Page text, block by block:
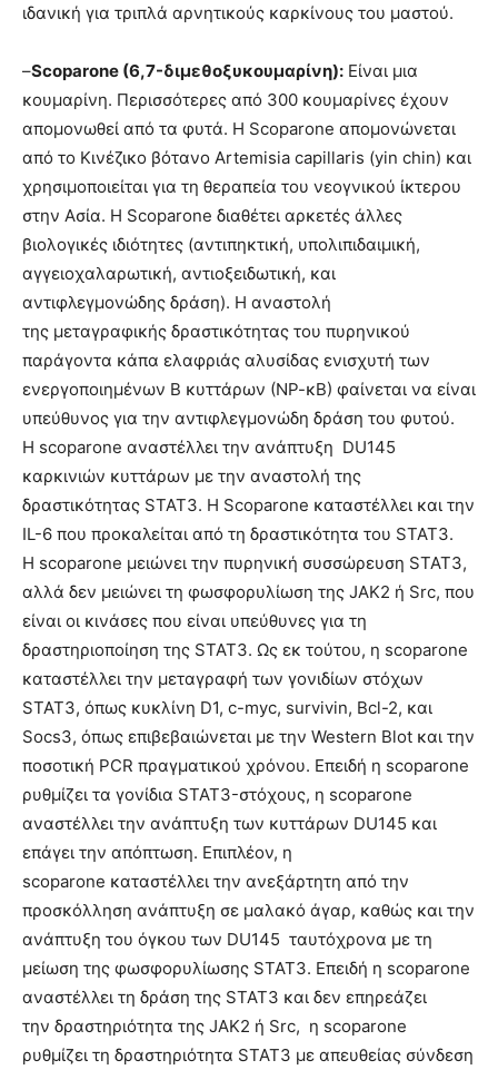
ιδανική για τριπλά αρνητικούς καρκίνους του μαστού.
–Scoparone (6,7-διμεθοξυκουμαρίνη): Είναι μια
κουμαρίνη. Περισσότερες από 300 κουμαρίνες έχουν
απομονωθεί από τα φυτά. Η Scoparone απομονώνεται
από το Κινέζικο βότανο Artemisia capillaris (yin chin) και
χρησιμοποιείται για τη θεραπεία του νεογνικού ίκτερου
στην Ασία. Η Scoparone διαθέτει αρκετές άλλες
βιολογικές ιδιότητες (αντιπηκτική, υπολιπιδαιμική,
αγγειοχαλαρωτική, αντιοξειδωτική, και
αντιφλεγμονώδης δράση). Η αναστολή
της μεταγραφικής δραστικότητας του πυρηνικού
παράγοντα κάπα ελαφριάς αλυσίδας ενισχυτή των
ενεργοποιημένων Β κυττάρων (ΝΡ-κΒ) φαίνεται να είναι
υπεύθυνος για την αντιφλεγμονώδη δράση του φυτού.
Η scoparone αναστέλλει την ανάπτυξη DU145
καρκινιών κυττάρων με την αναστολή της
δραστικότητας STAT3. Η Scoparone καταστέλλει και την
IL-6 που προκαλείται από τη δραστικότητα του STAT3.
Η scoparone μειώνει την πυρηνική συσσώρευση STAT3,
αλλά δεν μειώνει τη φωσφορυλίωση της JAK2 ή Src, που
είναι οι κινάσες που είναι υπεύθυνες για τη
δραστηριοποίηση της STAT3. Ως εκ τούτου, η scoparone
καταστέλλει την μεταγραφή των γονιδίων στόχων
STAT3, όπως κυκλίνη D1, c-myc, survivin, Bcl-2, και
Socs3, όπως επιβεβαιώνεται με την Western Blot και την
ποσοτική PCR πραγματικού χρόνου. Επειδή η scoparone
ρυθμίζει τα γονίδια STAT3-στόχους, η scoparone
αναστέλλει την ανάπτυξη των κυττάρων DU145 και
επάγει την απόπτωση. Επιπλέον, η
scoparone καταστέλλει την ανεξάρτητη από την
προσκόλληση ανάπτυξη σε μαλακό άγαρ, καθώς και την
ανάπτυξη του όγκου των DU145 ταυτόχρονα με τη
μείωση της φωσφορυλίωσης STAT3. Επειδή η scoparone
αναστέλλει τη δράση της STAT3 και δεν επηρεάζει
την δραστηριότητα της JAK2 ή Src, η scoparone
ρυθμίζει τη δραστηριότητα STAT3 με απευθείας σύνδεση